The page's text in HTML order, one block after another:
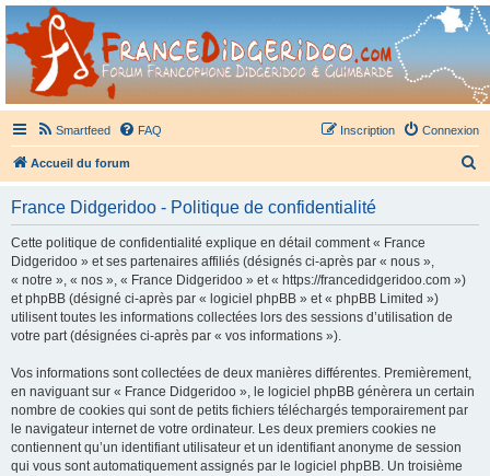
France Didgeridoo
Didgeridoo et Guimbarde sur France Didgeridoo - retrouvez la communauté.
Smartfeed FAQ Connexion
Inscription
Accueil du forum
France Didgeridoo - Politique de confidentialité
Cette politique de confidentialité explique en détail comment « France
Didgeridoo » et ses partenaires affiliés (désignés ci-après par « nous »,
« notre », « nos », « France Didgeridoo » et « https://francedidgeridoo.com »)
et phpBB (désigné ci-après par « logiciel phpBB » et « phpBB Limited »)
utilisent toutes les informations collectées lors des sessions d’utilisation de
votre part (désignées ci-après par « vos informations »).
Vos informations sont collectées de deux manières différentes. Premièrement,
en naviguant sur « France Didgeridoo », le logiciel phpBB génèrera un certain
nombre de cookies qui sont de petits fichiers téléchargés temporairement par
le navigateur internet de votre ordinateur. Les deux premiers cookies ne
contiennent qu’un identifiant utilisateur et un identifiant anonyme de session
qui vous sont automatiquement assignés par le logiciel phpBB. Un troisième